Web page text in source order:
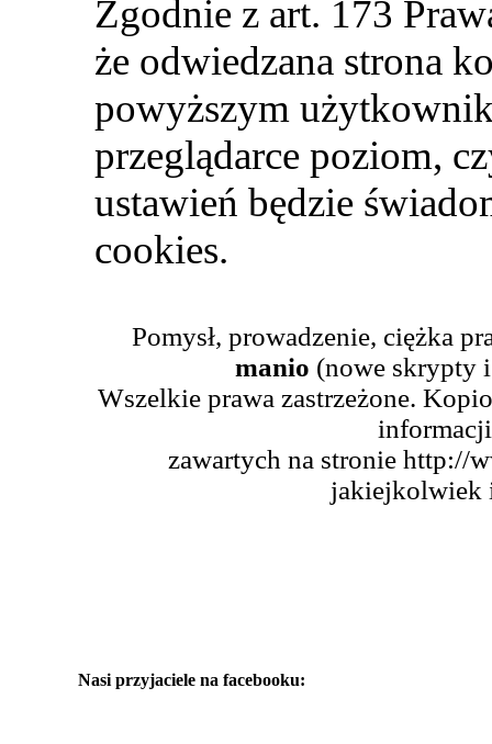
Zgodnie z art. 173
że odwiedzana strona
powyższym
przeglądarce poziom,
ustawień będzie
cookies.
Pomysł, prowadzenie, ciężka
manio (nowe skrypty
Wszelkie prawa zastrzeżone.
zawartych na stronie http://
jakiejkolwiek
Nasi przyjaciele na facebooku: